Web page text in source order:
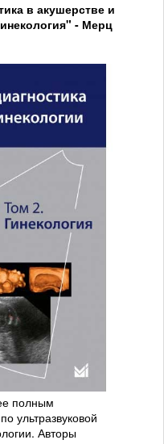
в акушерстве и
- Мерц
полным
ультразвуковой
Авторы